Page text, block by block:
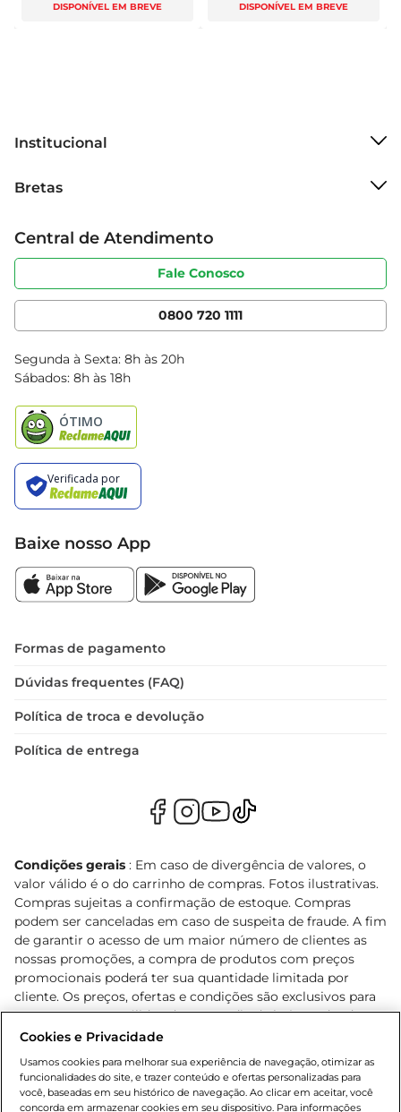
DISPONÍVEL EM BREVE DISPONÍVEL EM BREVE
Institucional
Grupo Cencosud
Sobre privacidade
Portal do fornecedor
Cencosud Media
Bretas
Produtos Bretas
Código de ética
Serviços
Clube Bretas
Blog Bretas
Black Friday
Central de Atendimento
Fale Conosco
0800 720 1111
Segunda à Sexta: 8h às 20h
Sábados: 8h às 18h
Baixe nosso App
Formas de pagamento
Dúvidas frequentes (FAQ)
Política de troca e devolução
Política de entrega
Condições gerais : Em caso de divergência de valores, o
valor válido é o do carrinho de compras. Fotos ilustrativas.
Compras sujeitas a confirmação de estoque. Compras
podem ser canceladas em caso de suspeita de fraude. A fim
de garantir o acesso de um maior número de clientes as
nossas promoções, a compra de produtos com preços
promocionais poderá ter sua quantidade limitada por
cliente. Os preços, ofertas e condições são exclusivos para
o e-commerce e válidos durante o dia de hoje, podendo
sofrer alterações sem prévia notificação. Proibida a venda
Lei n.º 8069/90, art. 81, inciso II (Estatuto da Criança e do
Adolescente). Preços e condições exclusivos para o
Cookies e Privacidade
Usamos cookies para melhorar sua experiência de navegação, otimizar as
funcionalidades do site, e trazer conteúdo e ofertas personalizadas para
você, baseadas em seu histórico de navegação. Ao clicar em aceitar, você
concorda em armazenar cookies em seu dispositivo. Para informações